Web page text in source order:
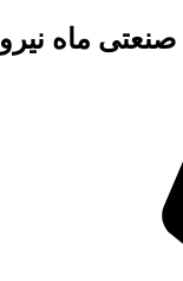
ماه نیرو